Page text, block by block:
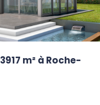
m² à Roche-